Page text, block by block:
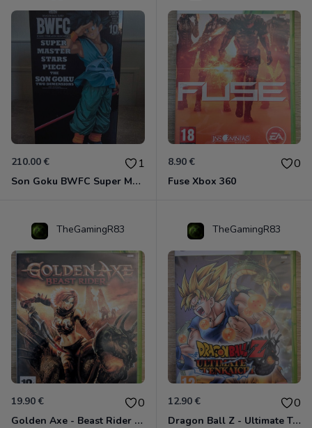
210.00 € 1
Son Goku BWFC Super Master Stars
8.90 € 0
Fuse Xbox 360
TheGamingR83
19.90 € 0
Golden Axe - Beast Rider Xbox 360
TheGamingR83
12.90 € 0
Dragon Ball Z - Ultimate Tenkaichi Xbox 360